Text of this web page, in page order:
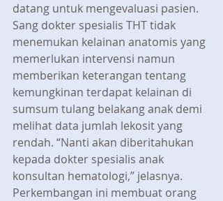
datang untuk mengevaluasi pasien.
Sang dokter spesialis THT tidak
menemukan kelainan anatomis yang
memerlukan intervensi namun
memberikan keterangan tentang
kemungkinan terdapat kelainan di
sumsum tulang belakang anak demi
melihat data jumlah lekosit yang
rendah. “Nanti akan diberitahukan
kepada dokter spesialis anak
konsultan hematologi,” jelasnya.
Perkembangan ini membuat orang